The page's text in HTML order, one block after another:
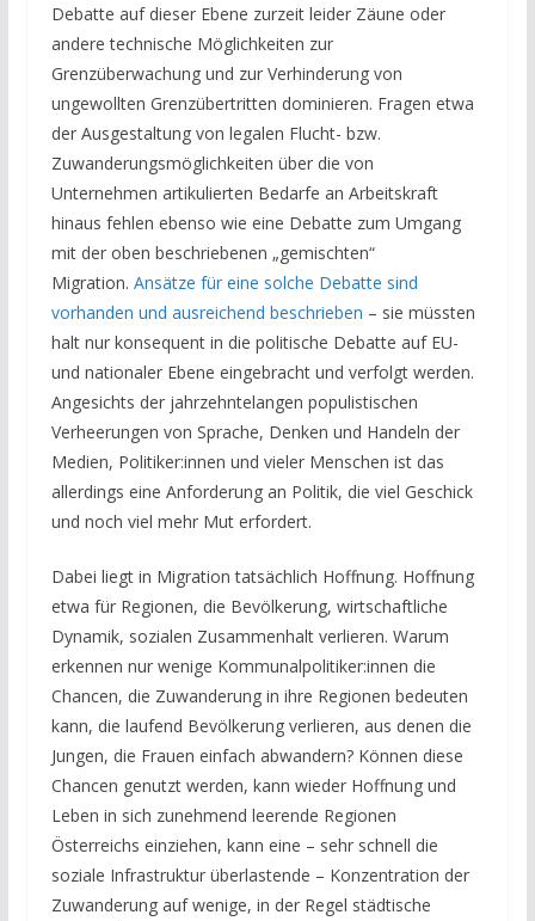
Debatte auf dieser Ebene zurzeit leider Zäune oder
andere technische Möglichkeiten zur
Grenzüberwachung und zur Verhinderung von
ungewollten Grenzübertritten dominieren. Fragen etwa
der Ausgestaltung von legalen Flucht- bzw.
Zuwanderungsmöglichkeiten über die von
Unternehmen artikulierten Bedarfe an Arbeitskraft
hinaus fehlen ebenso wie eine Debatte zum Umgang
mit der oben beschriebenen „gemischten“
Migration. Ansätze für eine solche Debatte sind
vorhanden und ausreichend beschrieben – sie müssten
halt nur konsequent in die politische Debatte auf EU-
und nationaler Ebene eingebracht und verfolgt werden.
Angesichts der jahrzehntelangen populistischen
Verheerungen von Sprache, Denken und Handeln der
Medien, Politiker:innen und vieler Menschen ist das
allerdings eine Anforderung an Politik, die viel Geschick
und noch viel mehr Mut erfordert.
Dabei liegt in Migration tatsächlich Hoffnung. Hoffnung
etwa für Regionen, die Bevölkerung, wirtschaftliche
Dynamik, sozialen Zusammenhalt verlieren. Warum
erkennen nur wenige Kommunalpolitiker:innen die
Chancen, die Zuwanderung in ihre Regionen bedeuten
kann, die laufend Bevölkerung verlieren, aus denen die
Jungen, die Frauen einfach abwandern? Können diese
Chancen genutzt werden, kann wieder Hoffnung und
Leben in sich zunehmend leerende Regionen
Österreichs einziehen, kann eine – sehr schnell die
soziale Infrastruktur überlastende – Konzentration der
Zuwanderung auf wenige, in der Regel städtische